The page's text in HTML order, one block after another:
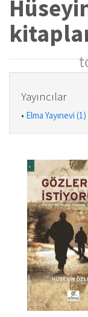
Yayıncılar
• Elma Yayınevi (1)